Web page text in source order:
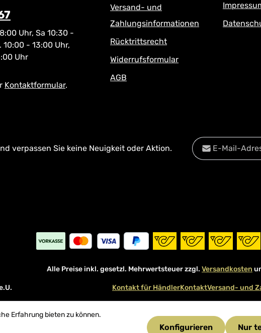
Uhr, Sa 10:30 -
10:00 - 13:00 Uhr,
Uhr
Kontaktformular.
Versand- und
Zahlungsinformationen
Rücktrittsrecht
Widerrufsformular
AGB
verpassen Sie keine Neuigkeit oder Aktion.
E-Mail-Adresse*
Alle Preise inkl. gesetzl. Mehrwertsteuer zzgl. Versandkosten
Kontakt für HändlerKontaktVersand- und
Erfahrung bieten zu können.
Nur
Konfigurieren